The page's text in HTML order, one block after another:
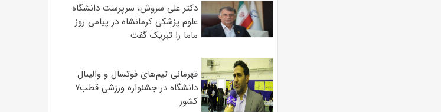
دکتر علی سروش، سرپرست دانشگاه
علوم پزشکی کرمانشاه در پیامی روز
ماما را تبریک گفت
قهرمانی تیم‌های فوتسال و والیبال
دانشگاه در جشنواره ورزشی قطب۷
کشور